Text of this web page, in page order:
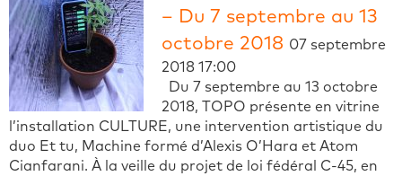
– Du 7 septembre au 13
octobre 2018 07 septembre
2018 17:00
Du 7 septembre au 13 octobre
2018, TOPO présente en vitrine
l’installation CULTURE, une intervention artistique du
duo Et tu, Machine formé d’Alexis O’Hara et Atom
Cianfarani. À la veille du projet de loi fédéral C-45, en